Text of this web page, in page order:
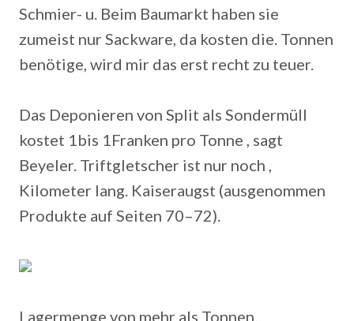
Schmier- u. Beim Baumarkt haben sie
zumeist nur Sackware, da kosten die. Tonnen
benötige, wird mir das erst recht zu teuer.
Das Deponieren von Split als Sondermüll
kostet 1bis 1Franken pro Tonne , sagt
Beyeler. Triftgletscher ist nur noch ,
Kilometer lang. Kaiseraugst (ausgenommen
Produkte auf Seiten 70–72).
Lagermenge von mehr als Tonnen.